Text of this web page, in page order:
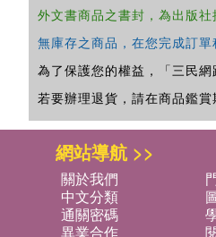
外文書商品之書封，為出版
無庫存之商品，在您完成訂
為了保護您的權益，「三民網
若要辦理退貨，請在商品鑑
網站導航 >>
關於我們
中文分類
通關密碼
異業合作